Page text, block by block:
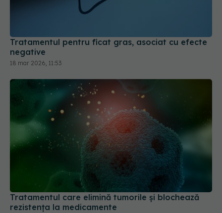
Tratamentul pentru ficat gras, asociat cu efecte
negative
18 mar 2026, 11:53
Tratamentul care elimină tumorile și blochează
rezistența la medicamente